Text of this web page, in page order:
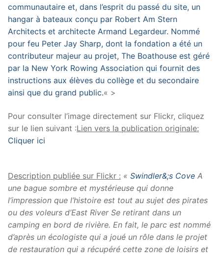
communautaire et, dans l’esprit du passé du site, un
hangar à bateaux conçu par Robert Am Stern
Architects et architecte Armand Legardeur. Nommé
pour feu Peter Jay Sharp, dont la fondation a été un
contributeur majeur au projet, The Boathouse est géré
par la New York Rowing Association qui fournit des
instructions aux élèves du collège et du secondaire
ainsi que du grand public.« >
Pour consulter l’image directement sur Flickr, cliquez
sur le lien suivant :Lien vers la publication originale:
Cliquer ici
Description publiée sur Flickr : « Swindler&;s Cove A
une bague sombre et mystérieuse qui donne
l’impression que l’histoire est tout au sujet des pirates
ou des voleurs d’East River Se retirant dans un
camping en bord de rivière. En fait, le parc est nommé
d’après un écologiste qui a joué un rôle dans le projet
de restauration qui a récupéré cette zone de loisirs et